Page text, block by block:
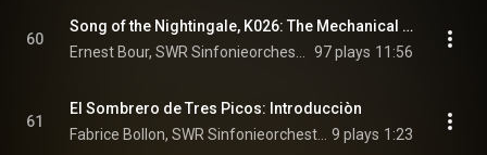
60
Song of the Nightingale, K026: The Mechanical Nightingale
97 plays 11:56
61
El Sombrero de Tres Picos: Introducciòn
9 plays 1:23